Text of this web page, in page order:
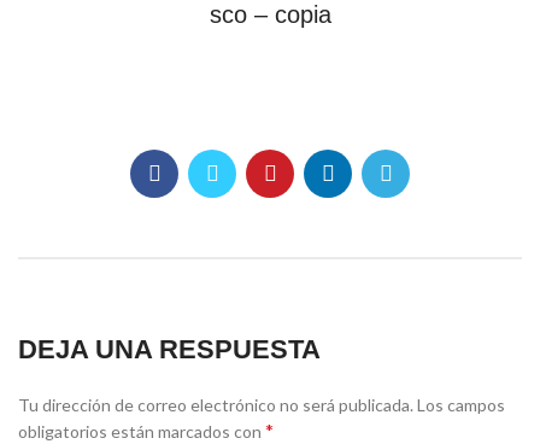
sco – copia
DEJA UNA RESPUESTA
Tu dirección de correo electrónico no será publicada.Los campos
obligatorios están marcados con *